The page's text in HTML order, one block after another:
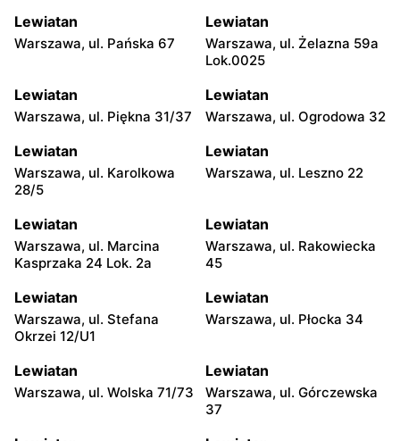
Lewiatan
Warszawa, ul. Pańska 67
Lewiatan
Warszawa, ul. Żelazna 59a
Lok.0025
Lewiatan
Warszawa, ul. Piękna 31/37
Lewiatan
Warszawa, ul. Ogrodowa 32
Lewiatan
Warszawa, ul. Karolkowa
28/5
Lewiatan
Warszawa, ul. Leszno 22
Lewiatan
Warszawa, ul. Marcina
Kasprzaka 24 Lok. 2a
Lewiatan
Warszawa, ul. Rakowiecka
45
Lewiatan
Warszawa, ul. Stefana
Okrzei 12/U1
Lewiatan
Warszawa, ul. Płocka 34
Lewiatan
Warszawa, ul. Wolska 71/73
Lewiatan
Warszawa, ul. Górczewska
37